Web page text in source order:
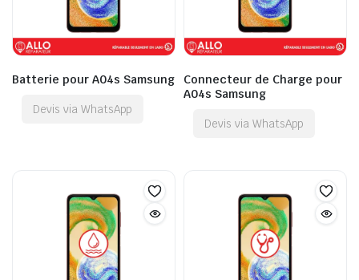
Batterie pour A04s Samsung
Devis via WhatsApp
Connecteur de Charge pour
A04s Samsung
Devis via WhatsApp